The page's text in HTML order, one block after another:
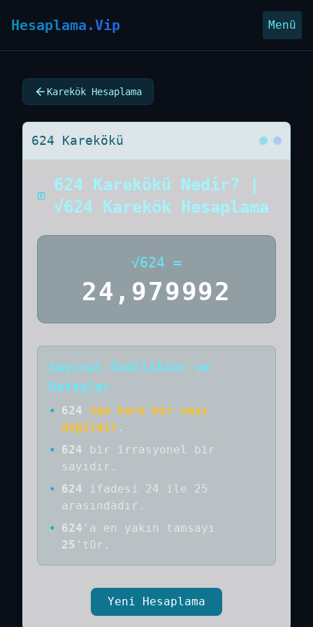
Hesaplama.Vip Menü
Karekök Hesaplama
624 Karekökü
624 Karekökü Nedir? |
√624 Karekök Hesaplama
√624 =
24,979992
Sayısal Özellikler ve
Detaylar
• 624
tam kare bir sayı
değildir .
•
624 bir
irrasyonel bir
sayıdır .
•
624
ifadesi 24 ile 25
arasındadır.
•
624 'a en yakın tamsayı
25 'tür.
Yeni Hesaplama